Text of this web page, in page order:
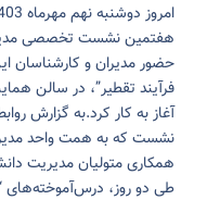
هفتمین نشست تخصصی
حضور مدیران و کارشناسان
فرآیند تقطیر”، در سالن
آغاز به کار کرد.به گزارش
نشست که به همت واحد
همکاری متولیان مدیریت